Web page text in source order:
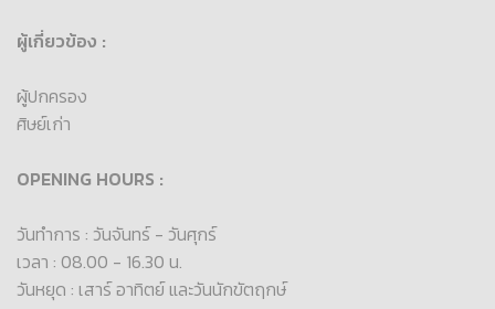
ผู้เกี่ยวข้อง :
ผู้ปกครอง
ศิษย์เก่า
OPENING HOURS :
วันทำการ : วันจันทร์ - วันศุกร์
เวลา : 08.00 - 16.30 น.
วันหยุด : เสาร์ อาทิตย์ และวันนักขัตฤกษ์